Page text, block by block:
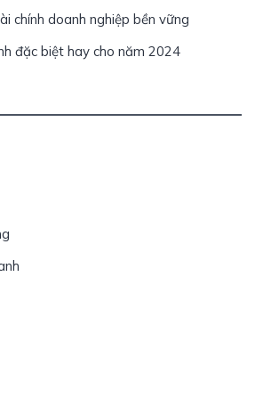
chính doanh nghiệp bền vững
đặc biệt hay cho năm 2024